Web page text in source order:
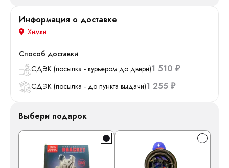
Информация о доставке
Химки
Способ доставки
СДЭК (посылка - курьером до двери)1 510 ₽
СДЭК (посылка - до пункта выдачи)1 255 ₽
Выбери подарок